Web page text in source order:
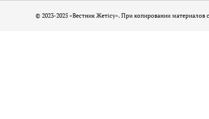
© 2023-2025 «Вестник Жетісу». При копировании материалов